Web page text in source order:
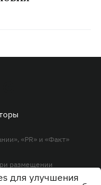
«PR» и «Факт»
размещении
для улучшения